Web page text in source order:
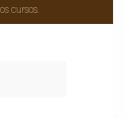
cursos.